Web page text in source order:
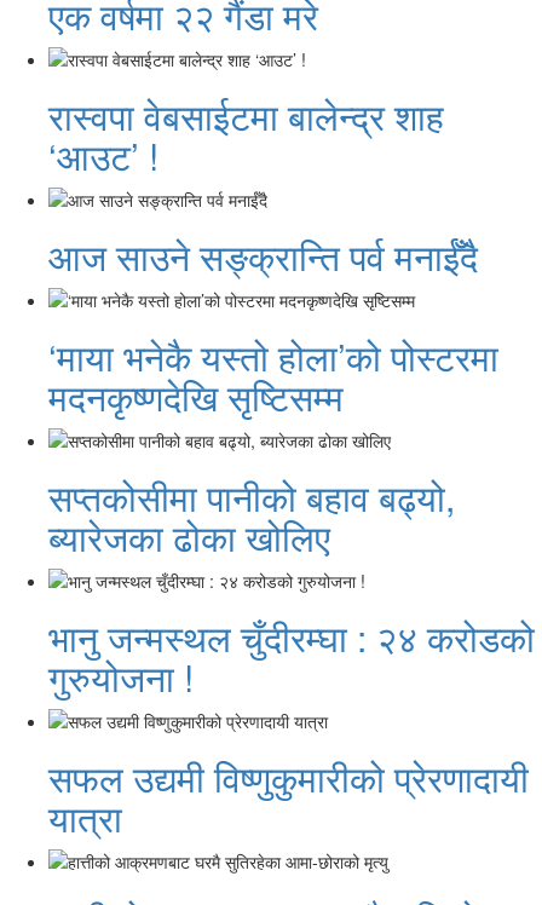
एक वर्षमा २२ गैंडा मरे
रास्वपा वेबसाईटमा बालेन्द्र शाह
‘आउट’ !
आज साउने सङ्क्रान्ति पर्व मनाईँदै
‘माया भनेकै यस्तो होला’को पोस्टरमा
मदनकृष्णदेखि सृष्टिसम्म
सप्तकोसीमा पानीको बहाव बढ्यो,
ब्यारेजका ढोका खोलिए
भानु जन्मस्थल चुँदीरम्घा : २४ करोडको
गुरुयोजना !
सफल उद्यमी विष्णुकुमारीको प्रेरणादायी
यात्रा